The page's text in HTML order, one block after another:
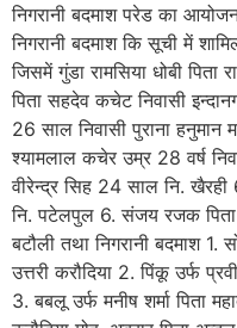
निगरानी बदमाश परेड का
निगरानी बदमाश कि सूची में
जिसमें गुंडा रामसिया धोबी पिता
पिता सहदेव कचेट निवासी
26 साल निवासी पुराना
श्यामलाल कचेर उम्र 28 वर्ष
वीरेन्द्र सिह 24 साल नि.
नि. पटेलपुल 6. संजय रजक
बटौली तथा निगरानी बद‌माश 1.
उत्तरी करौदिया 2. पिंकू उर्फ
3. बबलू उर्फ मनीष शर्मा पिता